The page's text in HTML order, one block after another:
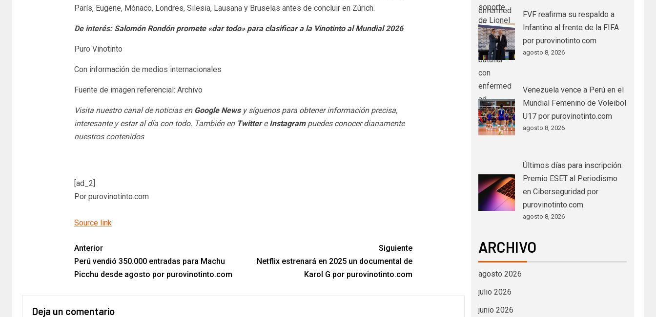
París, Eugene, Mónaco, Londres, Silesia, Lausana y Bruselas antes de concluir en Zúrich.
De interés: Salomón Rondón promete «dar todo» para clasificar a la Vinotinto al Mundial 2026
Puro Vinotinto
Con información de medios internacionales
Fuente de imagen referencial: Archivo
Visita nuestro canal de noticias en Google Newsy síguenos para obtener información precisa,
interesante y estar al día con todo. También en TwittereInstagrampuedes conocer diariamente
nuestros contenidos
[ad_2]
Por purovinotinto.com
Source link
Anterior
Perú vendió 350.000 entradas para Machu
Picchu desde agosto por purovinotinto.com
Siguiente
Netflix estrenará en 2025 un documental de
Karol G por purovinotinto.com
Deja un comentario
FVF reafirma su respaldo a
Infantino al frente de la FIFA
por purovinotinto.com
agosto 8, 2026
Venezuela vence a Perú en el
Mundial Femenino de Voleibol
U17 por purovinotinto.com
agosto 8, 2026
Últimos días para inscripción:
Premio ESET al Periodismo
en Ciberseguridad por
purovinotinto.com
agosto 8, 2026
ARCHIVO
agosto 2026
julio 2026
junio 2026